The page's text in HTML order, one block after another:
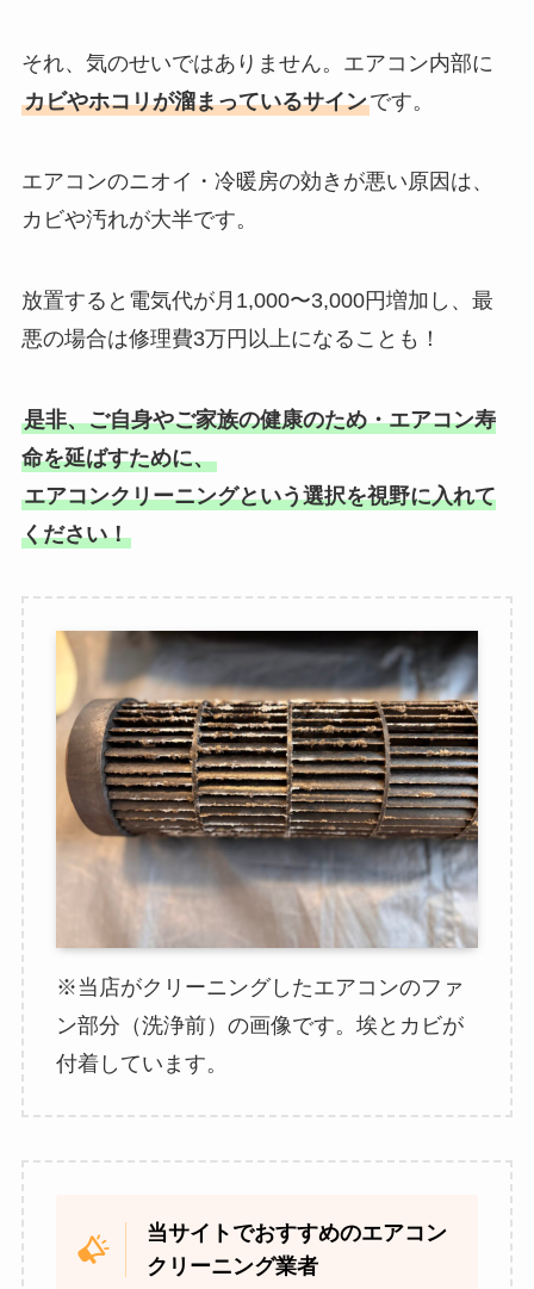
それ、気のせいではありません。エアコン内部に
カビやホコリが溜まっているサインです。
エアコンのニオイ・冷暖房の効きが悪い原因は、
カビや汚れが大半です。
放置すると電気代が月1,000〜3,000円増加し、最
悪の場合は修理費3万円以上になることも！
是非、ご自身やご家族の健康のため・エアコン寿
命を延ばすために、
エアコンクリーニングという選択を視野に入れて
ください！
※当店がクリーニングしたエアコンのファ
ン部分（洗浄前）の画像です。埃とカビが
付着しています。
当サイトでおすすめのエアコン
クリーニング業者